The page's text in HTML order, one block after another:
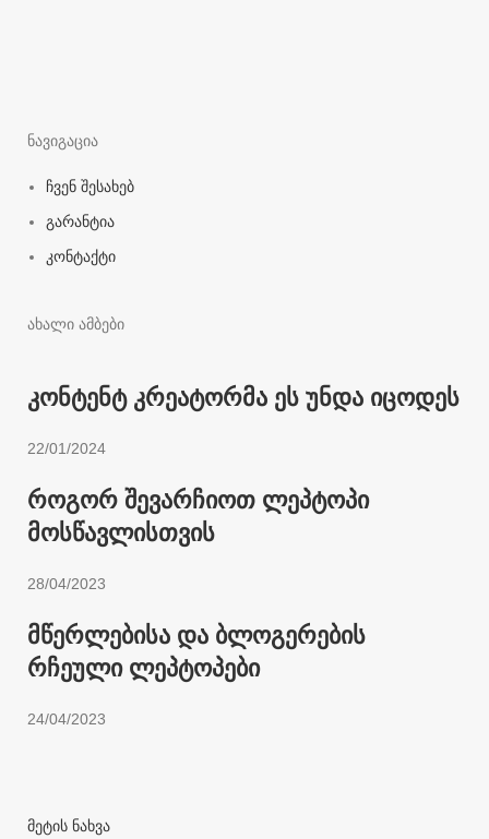
ნავიგაცია
ჩვენ შესახებ
გარანტია
კონტაქტი
ახალი ამბები
კონტენტ კრეატორმა ეს უნდა იცოდეს
22/01/2024
როგორ შევარჩიოთ ლეპტოპი
მოსწავლისთვის
28/04/2023
მწერლებისა და ბლოგერების
რჩეული ლეპტოპები
24/04/2023
მეტის ნახვა